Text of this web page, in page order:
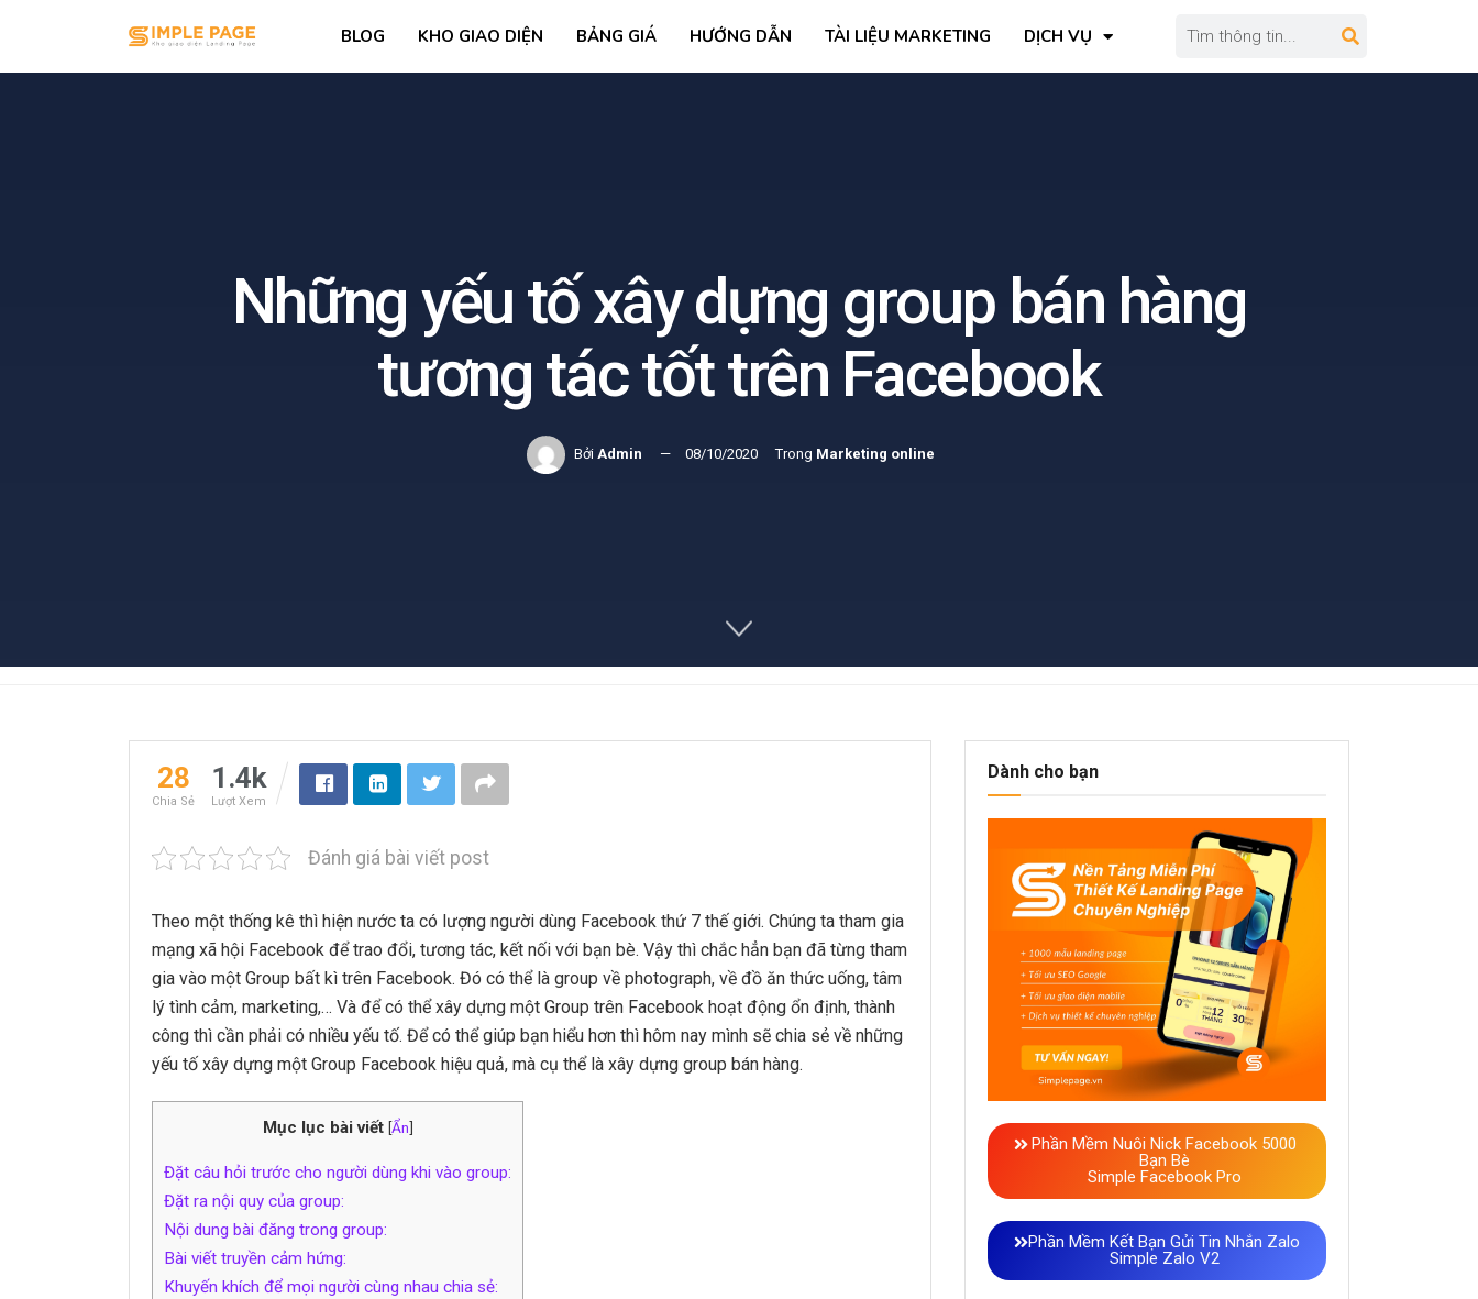
BLOG KHO GIAO DIỆN BẢNG GIÁ HƯỚNG DẪN TÀI LIỆU MARKETING DỊCH VỤ
Những yếu tố xây dựng group bán hàng
tương tác tốt trên Facebook
Bởi Admin 08/10/2020 Trong Marketing online
28
Chia Sẻ
1.4k
Lượt Xem
Đánh giá bài viết post
Theo một thống kê thì hiện nước ta có lượng người dùng Facebook thứ 7 thế giới. Chúng ta tham gia
mạng xã hội Facebook để trao đổi, tương tác, kết nối với bạn bè. Vậy thì chắc hẳn bạn đã từng tham
gia vào một Group bất kì trên Facebook. Đó có thể là group về photograph, về đồ ăn thức uống, tâm
lý tình cảm, marketing,… Và để có thể xây dựng một Group trên Facebook hoạt động ổn định, thành
công thì cần phải có nhiều yếu tố. Để có thể giúp bạn hiểu hơn thì hôm nay mình sẽ chia sẻ về những
yếu tố xây dựng một Group Facebook hiệu quả, mà cụ thể là xây dựng group bán hàng.
Mục lục bài viết [Ẩn]
Đặt câu hỏi trước cho người dùng khi vào group:
Đặt ra nội quy của group:
Nội dung bài đăng trong group:
Bài viết truyền cảm hứng:
Khuyến khích để mọi người cùng nhau chia sẻ:
Dành cho bạn
Phần Mềm Nuôi Nick Facebook 5000
Bạn Bè
Simple Facebook Pro
Phần Mềm Kết Bạn Gửi Tin Nhắn Zalo
Simple Zalo V2